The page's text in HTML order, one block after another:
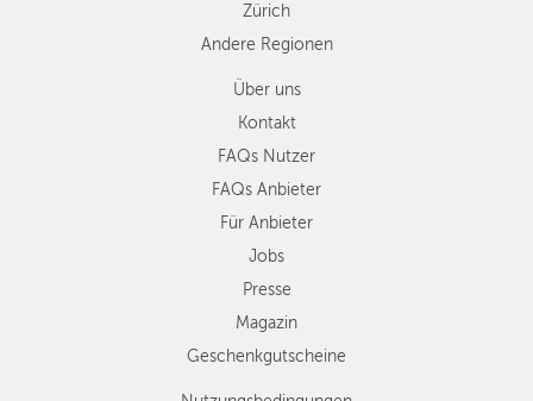
Zürich
Andere Regionen
Über uns
Kontakt
FAQs Nutzer
FAQs Anbieter
Für Anbieter
Jobs
Presse
Magazin
Geschenkgutscheine